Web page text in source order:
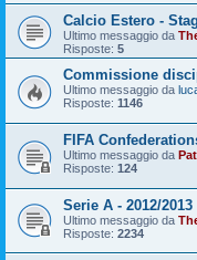
Calcio Estero -
Ultimo messaggio da
Risposte: 5
Commissione
Ultimo messaggio da
Risposte: 1146
FIFA
Ultimo messaggio da
Risposte: 124
Serie A - 2012/2013
Ultimo messaggio da
Risposte: 2234